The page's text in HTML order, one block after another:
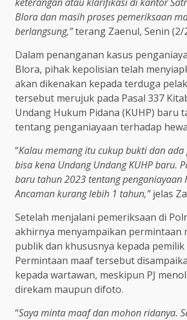
Blora dan masih proses pemeriksaan
berlangsung,”terang Zaenul, Senin (2/
Dalam penanganan kasus
Blora, pihak kepolisian telah
akan dikenakan kepada terduga
tersebut merujuk pada Pasal 337
Undang Hukum Pidana (KUHP) baru
tentang penganiayaan terhadap
“Kalau memang itu cukup bukti dan
bisa kena Undang Undang KUHP baru.
baru tahun 2023 tentang penganiayaan
Ancaman kurang lebih 1 tahun,”jelas
Setelah menjalani pemeriksaan di
akhirnya menyampaikan permintaan
publik dan khususnya kepada pemilik
Permintaan maaf tersebut
kepada wartawan, meskipun PJ
direkam maupun difoto.
“Saya minta maaf dan mohon ridanya.